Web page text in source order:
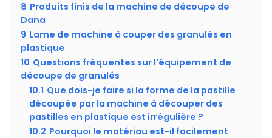
8 Produits finis de la machine de découpe de
Dana
9 Lame de machine à couper des granulés en
plastique
10 Questions fréquentes sur l'équipement de
découpe de granulés
10.1 Que dois-je faire si la forme de la pastille
découpée par la machine à découper des
pastilles en plastique est irrégulière ?
10.2 Pourquoi le matériau est-il facilement